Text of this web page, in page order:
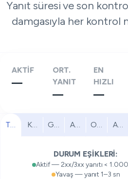
Yanıt süresi ve son
damgasıyla her kontrol
AKTİF
—
ORT.
YANIT
—
EN
HIZLI
—
Tümü Kuzey Amerika
Güney Amerika
AvrupaOrta Doğu
Afrika
DURUM EŞİKLERİ:
Aktif — 2xx/3xx yanıtı <
Yavaş — yanıt 1–3 sn